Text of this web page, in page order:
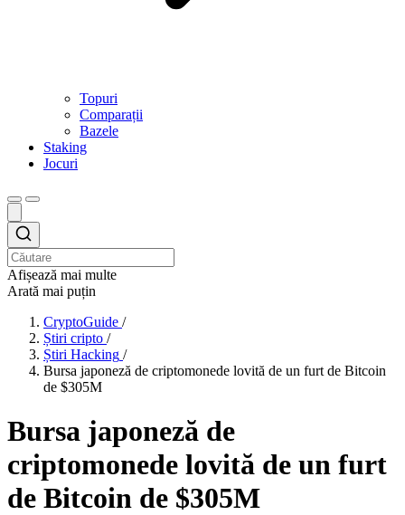
Topuri
Comparații
Bazele
Staking
Jocuri
Afișează mai multe
Arată mai puțin
CryptoGuide /
Știri cripto /
Știri Hacking /
Bursa japoneză de criptomonede lovită de un furt de Bitcoin
de $305M
Bursa japoneză de
criptomonede lovită de un furt
de Bitcoin de $305M